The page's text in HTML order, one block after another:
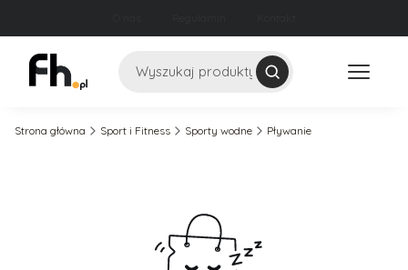
Szukaj
Strona główna Sport i Fitness Sporty wodne Pływanie